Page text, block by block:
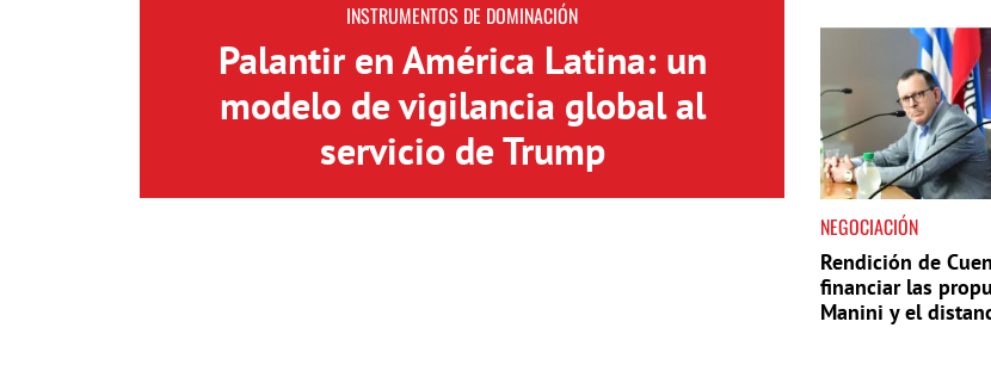
INSTRUMENTOS DE DOMINACIÓN
Palantir en América Latina: un
modelo de vigilancia global al
servicio de Trump
NEGOCIACIÓN
Rendición de
financiar las
Manini y el